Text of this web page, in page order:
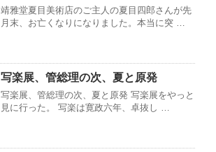
靖雅堂夏目美術店のご主人の夏目四郎さんが先
月末、お亡くなりになりました。本当に突 …
写楽展、管総理の次、夏と原発
写楽展、管総理の次、夏と原発 写楽展をやっと
見に行った。 写楽は寛政六年、卓抜し …